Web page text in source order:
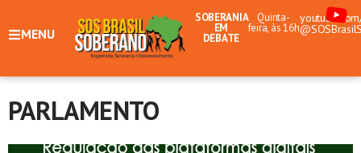
MENU
SOBERANIA
EM
DEBATE
Quinta-
feira, às 16h
PARLAMENTO